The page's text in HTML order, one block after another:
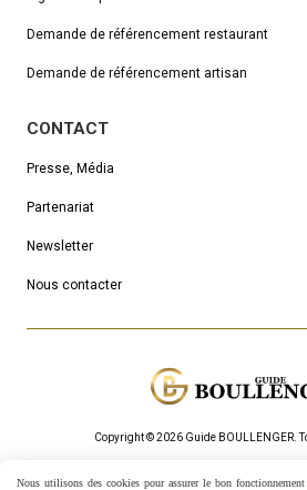
Demande de référencement restaurant
Demande de référencement artisan
CONTACT
Presse, Média
Partenariat
Newsletter
Nous contacter
Copyright © 2026 Guide BOULLENGER.
Nous utilisons des cookies pour assurer le bon